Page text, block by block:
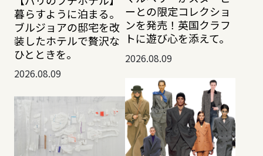
暮らすように泊まる。
ブルジョアの邸宅を改
装したホテルで贅沢な
ひとときを。
2026.08.09
ーとの限定コレクショ
ンを発売！英国クラフ
トに遊び心を添えて。
2026.08.09